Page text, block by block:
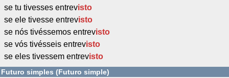
se tu tivesses entrevisto
se ele tivesse entrevisto
se nós tivéssemos entrevisto
se vós tivésseis entrevisto
se eles tivessem entrevisto
Futuro simples (Futuro simple)